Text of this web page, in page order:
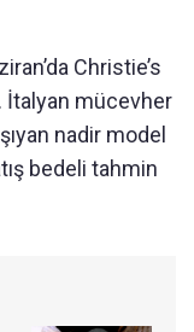
Christie’s
İtalyan mücevher
nadir model
bedeli tahmin